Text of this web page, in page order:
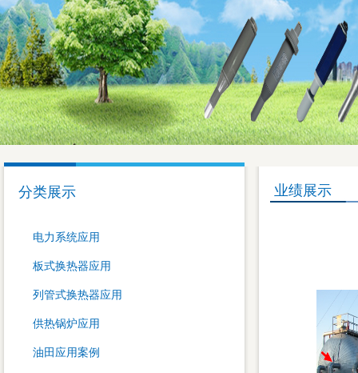
分类展示
电力系统应用
板式换热器应用
列管式换热器应用
供热锅炉应用
油田应用案例
业绩展示